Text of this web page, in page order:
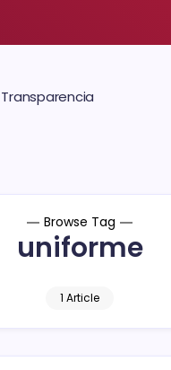
Transparencia
Browse Tag
uniforme
1 Article